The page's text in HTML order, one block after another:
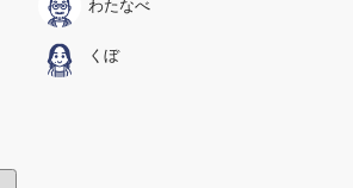
わたなべ
くぼ